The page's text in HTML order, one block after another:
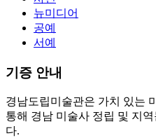
뉴미디어
공예
서예
기증 안내
경남도립미술관은 가치 있는
통해 경남 미술사 정립 및 지
다.